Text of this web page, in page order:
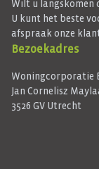
Wilt u langskomen
U kunt het beste
afspraak onze
Bezoekadres
Woningcorporatie
Jan Cornelisz
3526 GV Utrecht